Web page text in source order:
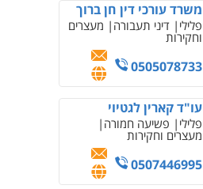
משרד עורכי דין חן ברוך
פלילי דיני תעבורה מעצרים
וחקירות
0505078733
עו"ד קארין לגטיוי
פלילי פשיעה חמורה
מעצרים וחקירות
0507446995